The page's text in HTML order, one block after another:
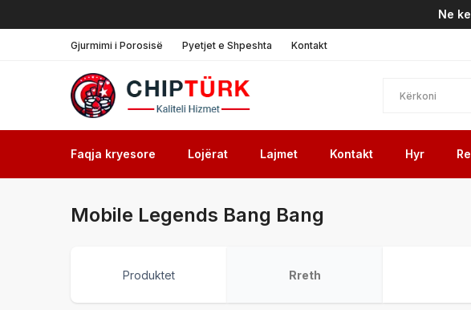
Ne
Gjurmimi i Porosisë Pyetjet e Shpeshta Kontakt
Faqja kryesore Lojërat Lajmet Kontakt Hyr
Mobile Legends Bang Bang
Produktet Rreth